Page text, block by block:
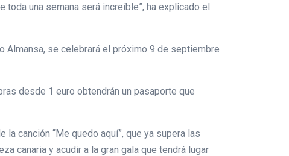
una semana será increíble”, ha explicado el
Almansa, se celebrará el próximo 9 de septiembre
desde 1 euro obtendrán un pasaporte que
canción “Me quedo aquí”, que ya supera las
canaria y acudir a la gran gala que tendrá lugar